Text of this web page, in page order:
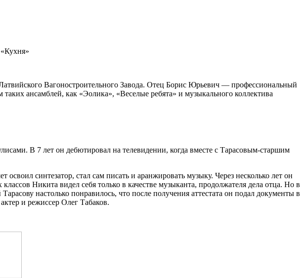
Вагоностроительного Завода. Отец Борис Юрьевич — профессиональный
ансамблей, как «Эолика», «Веселые ребята» и музыкального коллектива
В 7 лет он дебютировал на телевидении, когда вместе с Тарасовым-старшим
синтезатор, стал сам писать и аранжировать музыку. Через несколько лет он
Никита видел себя только в качестве музыканта, продолжателя дела отца. Но в
настолько понравилось, что после получения аттестата он подал документы в
и режиссер Олег Табаков.